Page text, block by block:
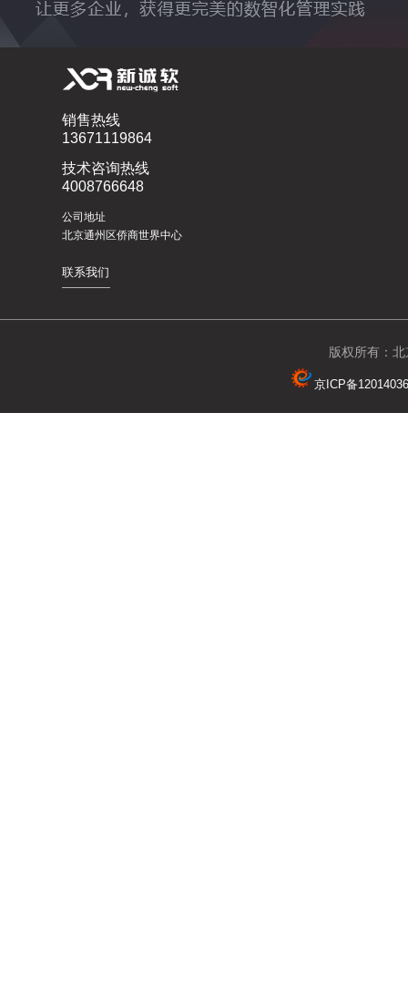
销售热线
13671119864
技术咨询热线
4008766648
公司地址
北京通州区侨商世界中心
联系我们
版权所有：
京ICP备